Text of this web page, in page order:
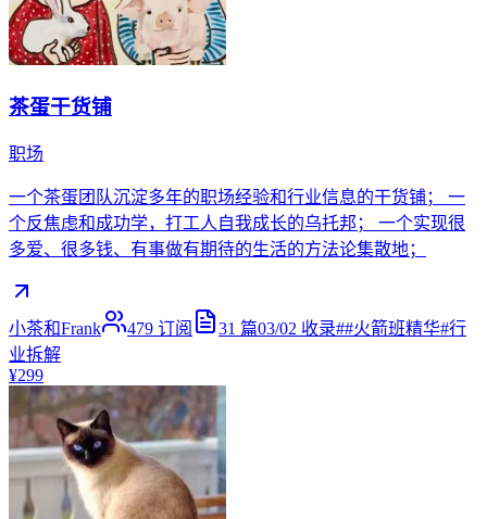
茶蛋干货铺
职场
一个茶蛋团队沉淀多年的职场经验和行业信息的干货铺； 一
个反焦虑和成功学，打工人自我成长的乌托邦； 一个实现很
多爱、很多钱、有事做有期待的生活的方法论集散地；
小茶和Frank 479 订阅 31 篇03/02 收录##火箭班精华#行
业拆解
¥299